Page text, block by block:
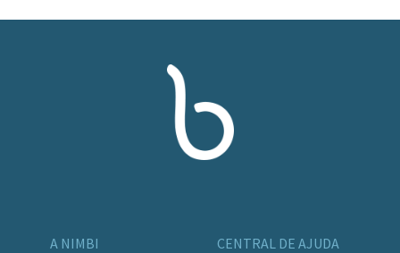
A NIMBI
CENTRAL DE AJUDA